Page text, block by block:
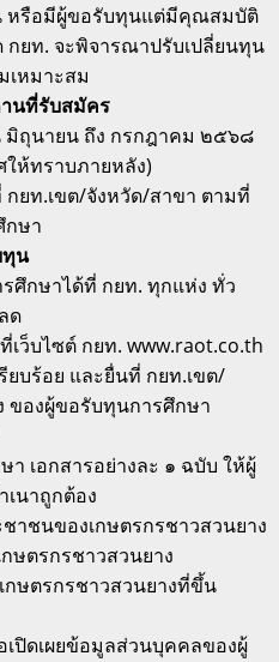
หรือมีผู้ขอรับทุนแต่มีคุณสมบัติ
กยท. จะพิจารณาปรับเปลี่ยนทุน
เหมาะสม
นที่รับสมัคร
มิถุนายน ถึง กรกฎาคม ๒๕๖๘
ห้ทราบภายหลัง)
ยท.เขต/จังหวัด/สาขา ตามที่
กษา
ทุน
ศึกษาได้ที่ กยท. ทุกแห่ง ทั่ว
ด
ว็บไซต์ กยท. www.raot.co.th
บร้อย และยื่นที่ กยท.เขต/
ของผู้ขอรับทุนการศึกษา
เอกสารอย่างละ ๑ ฉบับ ให้ผู้
นาถูกต้อง
าชนของเกษตรกรชาวสวนยาง
ษตรกรชาวสวนยาง
กษตรกรชาวสวนยางที่ขึ้น
ปิดเผยข้อมูลส่วนบุคคลของผู้